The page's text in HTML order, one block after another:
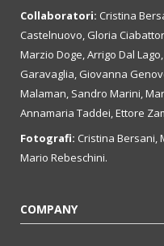
Collaboratori: Cristina
Castelnuovo, Gloria
Marzio Doge, Arrigo Dal
Garavaglia, Giovanna
Malaman, Sandro Marini,
Annamaria Taddei, Ettore
Fotografi: Cristina Bersani,
Mario Rebeschini.
COMPANY